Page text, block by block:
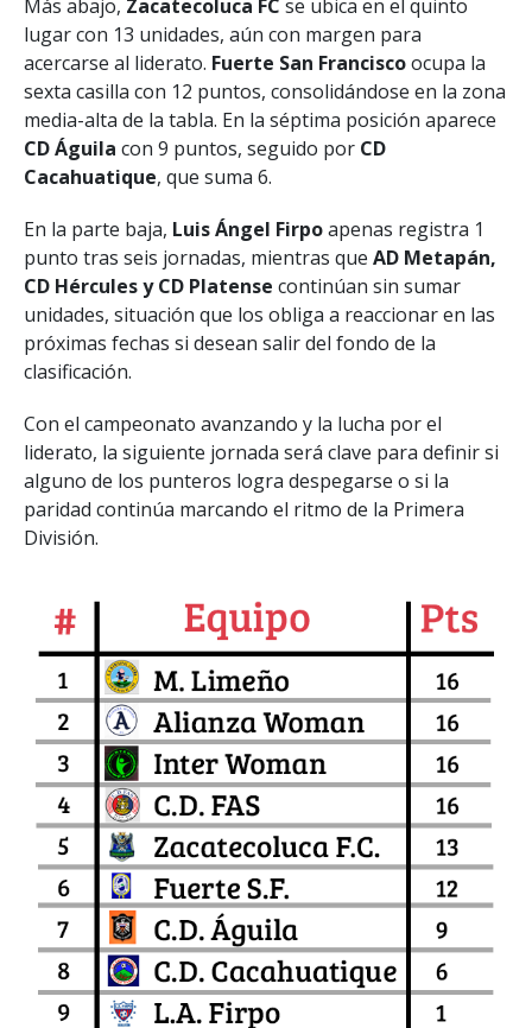
Más abajo, Zacatecoluca FC se ubica en el quinto
lugar con 13 unidades, aún con margen para
acercarse al liderato. Fuerte San Franciscoocupa la
sexta casilla con 12 puntos, consolidándose en la zona
media-alta de la tabla. En la séptima posición aparece
CD Águila con 9 puntos, seguido por CD
Cacahuatique, que suma 6.
En la parte baja, Luis Ángel Firpoapenas registra 1
punto tras seis jornadas, mientras que AD Metapán,
CD Hércules y CD Platense continúan sin sumar
unidades, situación que los obliga a reaccionar en las
próximas fechas si desean salir del fondo de la
clasificación.
Con el campeonato avanzando y la lucha por el
liderato, la siguiente jornada será clave para definir si
alguno de los punteros logra despegarse o si la
paridad continúa marcando el ritmo de la Primera
División.